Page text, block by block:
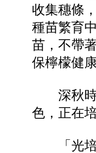
收集穗條
種苗繁育
苗，不帶
保檸檬健
深秋時
色，正在
「光培